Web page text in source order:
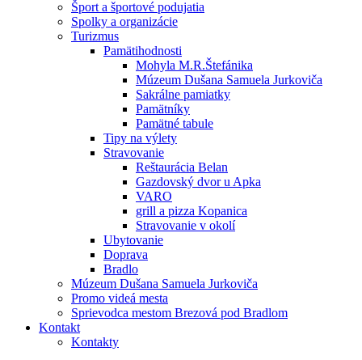
Šport a športové podujatia
Spolky a organizácie
Turizmus
Pamätihodnosti
Mohyla M.R.Štefánika
Múzeum Dušana Samuela Jurkoviča
Sakrálne pamiatky
Pamätníky
Pamätné tabule
Tipy na výlety
Stravovanie
Reštaurácia Belan
Gazdovský dvor u Apka
VARO
grill a pizza Kopanica
Stravovanie v okolí
Ubytovanie
Doprava
Bradlo
Múzeum Dušana Samuela Jurkoviča
Promo videá mesta
Sprievodca mestom Brezová pod Bradlom
Kontakt
Kontakty